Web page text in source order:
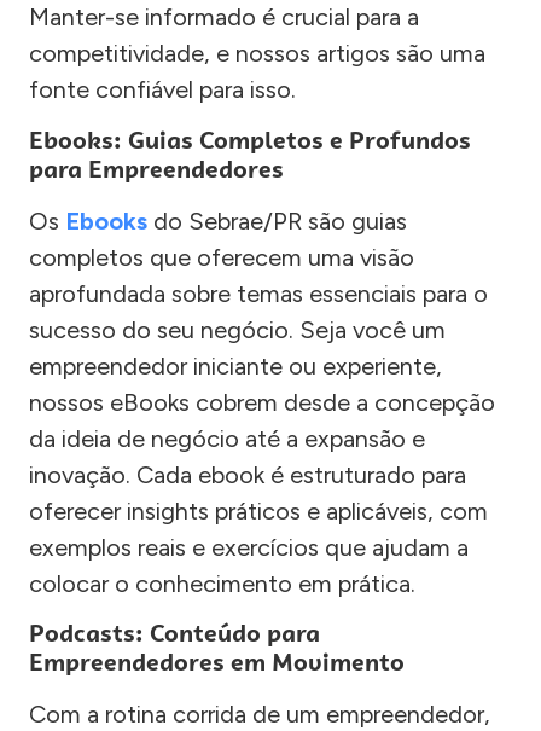
Manter-se informado é crucial para a
competitividade, e nossos artigos são uma
fonte confiável para isso.
Ebooks: Guias Completos e Profundos
para Empreendedores
Os Ebooks do Sebrae/PR são guias
completos que oferecem uma visão
aprofundada sobre temas essenciais para o
sucesso do seu negócio. Seja você um
empreendedor iniciante ou experiente,
nossos eBooks cobrem desde a concepção
da ideia de negócio até a expansão e
inovação. Cada ebook é estruturado para
oferecer insights práticos e aplicáveis, com
exemplos reais e exercícios que ajudam a
colocar o conhecimento em prática.
Podcasts: Conteúdo para
Empreendedores em Movimento
Com a rotina corrida de um empreendedor,